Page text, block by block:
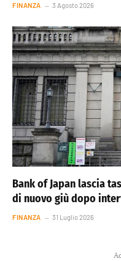
FINANZA 3 Agosto 2026
Bank of Japan lascia
di nuovo giù dopo
FINANZA 31 Luglio 2026